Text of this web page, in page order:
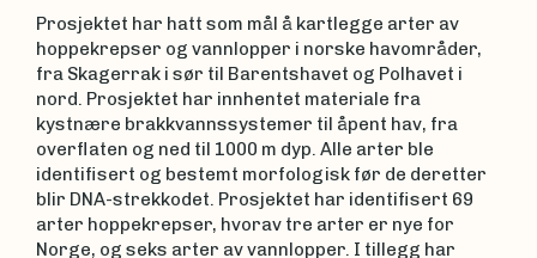
Prosjektet har hatt som mål å kartlegge arter av
hoppekrepser og vannlopper i norske havområder,
fra Skagerrak i sør til Barentshavet og Polhavet i
nord. Prosjektet har innhentet materiale fra
kystnære brakkvannssystemer til åpent hav, fra
overflaten og ned til 1000 m dyp. Alle arter ble
identifisert og bestemt morfologisk før de deretter
blir DNA-strekkodet. Prosjektet har identifisert 69
arter hoppekrepser, hvorav tre arter er nye for
Norge, og seks arter av vannlopper. I tillegg har